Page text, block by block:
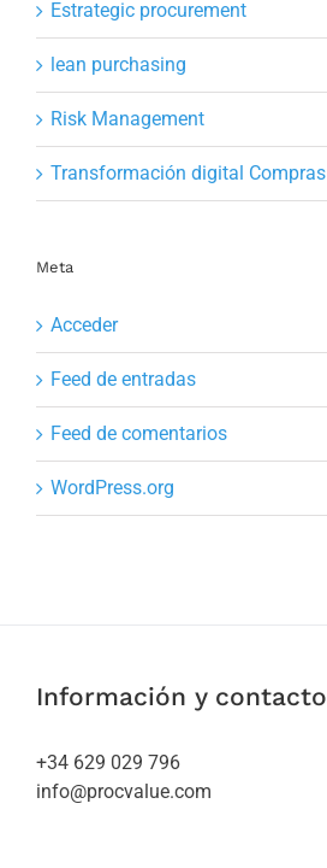
Estrategic procurement
lean purchasing
Risk Management
Transformación digital Compras
Meta
Acceder
Feed de entradas
Feed de comentarios
WordPress.org
Información y contacto
+34 629 029 796
info@procvalue.com